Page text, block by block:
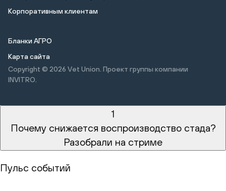
Корпоративным клиентам
Бланки АГРО
Карта сайта
Copyright © 2026 Vet Union. Проект группы компании
INVITRO.
1
Почему снижается воспроизводство стада?
Разобрали на стриме
Пульс событий